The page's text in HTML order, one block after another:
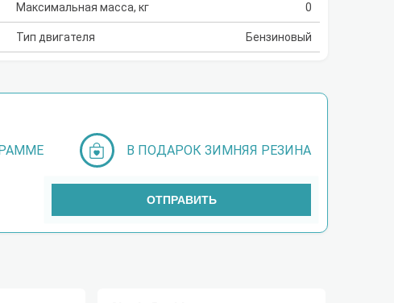
Максимальная масса, кг 0
Тип двигателя Бензиновый
В ПОДАРОК ЗИМНЯЯ РЕЗИНА
ОТПРАВИТЬ